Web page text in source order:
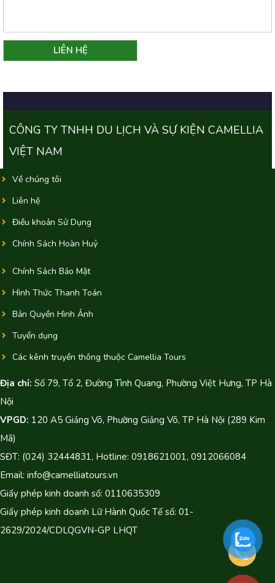
CÔNG TY TNHH DU LỊCH VÀ SỰ KIỆN CAMELLIA
VIỆT NAM
Về chúng tôi
Liên hệ
Điều khoản Sử Dụng
Chính Sách Hoàn Huỷ
Chính Sách Bảo Mật
Hình Thức Thanh Toán
Bản Quyền Hình Ảnh
Tuyển dụng
Các kênh truyền thông thuộc Camellia Tours
Địa chỉ: Số 79, Tổ 2, Đường Tình Quang, Phường Việt Hưng, TP Hà
Nội
VPGD: 120 A5 Giảng Võ, Phường Giảng Võ, TP Hà Nội (289 Kim
Mã)
SĐT: (024) 32444831, Hotline: 0918621001, 0912066084
Email: info@camelliatours.vn
Giấy phép kinh doanh số: 0110635309
Giấy phép kinh doanh Lữ Hành Quốc Tế số: 01-
2629/2024/CDLQGVN-GP LHQT